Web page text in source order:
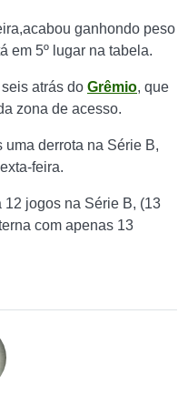
ganhondo peso
em 5º lugar na tabela.
atrás do Grêmio, que
zona de acesso.
uma derrota na Série B,
feira.
jogos na Série B, (13
com apenas 13